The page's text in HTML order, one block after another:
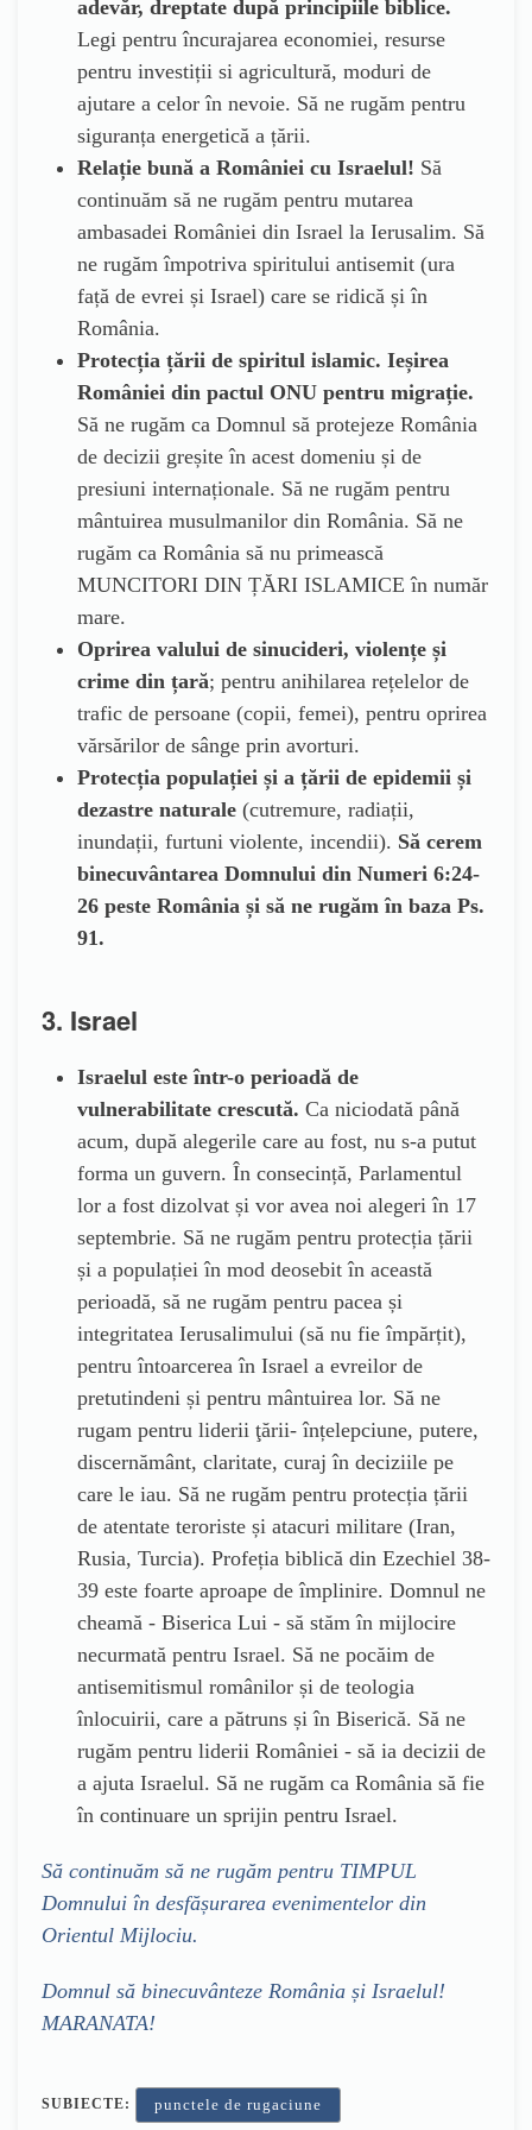
adevăr, dreptate după principiile biblice.
Legi pentru încurajarea economiei, resurse
pentru investiții si agricultură, moduri de
ajutare a celor în nevoie. Să ne rugăm pentru
siguranța energetică a țării.
Relație bună a României cu Israelul! Să
continuăm să ne rugăm pentru mutarea
ambasadei României din Israel la Ierusalim. Să
ne rugăm împotriva spiritului antisemit (ura
față de evrei și Israel) care se ridică și în
România.
Protecția țării de spiritul islamic. Ieșirea
României din pactul ONU pentru migrație.
Să ne rugăm ca Domnul să protejeze România
de decizii greșite în acest domeniu și de
presiuni internaționale. Să ne rugăm pentru
mântuirea musulmanilor din România. Să ne
rugăm ca România să nu primească
MUNCITORI DIN ȚĂRI ISLAMICE în număr
mare.
Oprirea valului de sinucideri, violențe și
crime din țară; pentru anihilarea rețelelor de
trafic de persoane (copii, femei), pentru oprirea
vărsărilor de sânge prin avorturi.
Protecția populației și a țării de epidemii și
dezastre naturale (cutremure, radiații,
inundații, furtuni violente, incendii). Să cerem
binecuvântarea Domnului din Numeri 6:24-
26 peste România și să ne rugăm în baza Ps.
91.
3. Israel
Israelul este într-o perioadă de
vulnerabilitate crescută. Ca niciodată până
acum, după alegerile care au fost, nu s-a putut
forma un guvern. În consecință, Parlamentul
lor a fost dizolvat și vor avea noi alegeri în 17
septembrie. Să ne rugăm pentru protecția țării
și a populației în mod deosebit în această
perioadă, să ne rugăm pentru pacea și
integritatea Ierusalimului (să nu fie împărțit),
pentru întoarcerea în Israel a evreilor de
pretutindeni și pentru mântuirea lor. Să ne
rugam pentru liderii ţării- înțelepciune, putere,
discernământ, claritate, curaj în deciziile pe
care le iau. Să ne rugăm pentru protecția țării
de atentate teroriste și atacuri militare (Iran,
Rusia, Turcia). Profeția biblică din Ezechiel 38-
39 este foarte aproape de împlinire. Domnul ne
cheamă - Biserica Lui - să stăm în mijlocire
necurmată pentru Israel. Să ne pocăim de
antisemitismul românilor și de teologia
înlocuirii, care a pătruns și în Biserică. Să ne
rugăm pentru liderii României - să ia decizii de
a ajuta Israelul. Să ne rugăm ca România să fie
în continuare un sprijin pentru Israel.
Să continuăm să ne rugăm pentru TIMPUL
Domnului în desfășurarea evenimentelor din
Orientul Mijlociu.
Domnul să binecuvânteze România și Israelul!
MARANATA!
SUBIECTE: punctele de rugaciune